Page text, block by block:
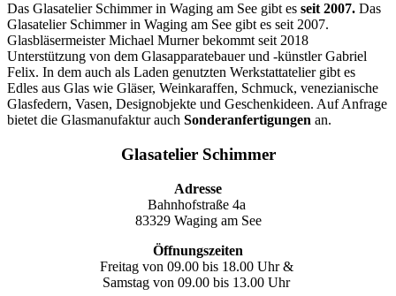
Das Glasatelier Schimmer in Waging am See gibt es seit 2007. Das
Glasatelier Schimmer in Waging am See gibt es seit 2007.
Glasbläsermeister Michael Murner bekommt seit 2018
Unterstützung von dem Glasapparatebauer und -künstler Gabriel
Felix. In dem auch als Laden genutzten Werkstattatelier gibt es
Edles aus Glas wie Gläser, Weinkaraffen, Schmuck, venezianische
Glasfedern, Vasen, Designobjekte und Geschenkideen. Auf Anfrage
bietet die Glasmanufaktur auch Sonderanfertigungen an.
Glasatelier Schimmer
Adresse
Bahnhofstraße 4a
83329 Waging am See
Öffnungszeiten
Freitag von 09.00 bis 18.00 Uhr &
Samstag von 09.00 bis 13.00 Uhr